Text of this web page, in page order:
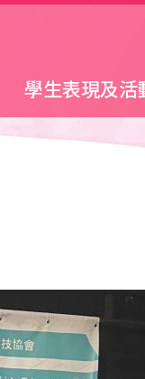
學生表現及活